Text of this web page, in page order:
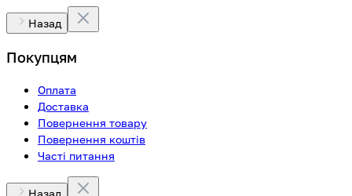
Назад
Покупцям
Оплата
Доставка
Повернення товару
Повернення коштів
Часті питання
Назад